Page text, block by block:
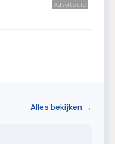
Advertentie
Alles bekijken →